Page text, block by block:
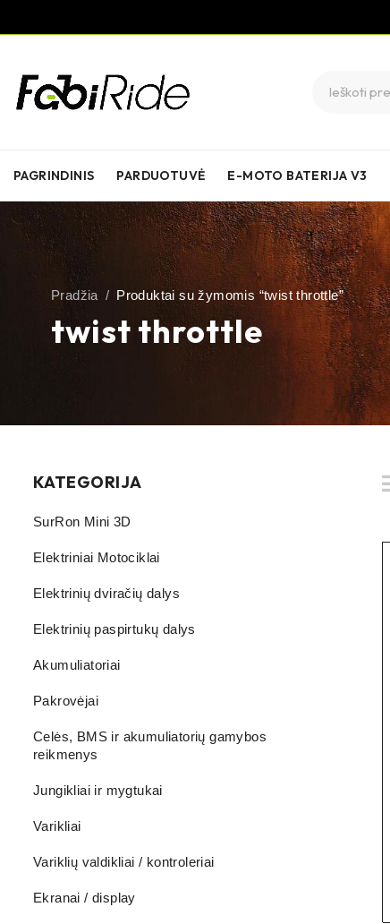
PAGRINDINIS PARDUOTUVĖ E-MOTO BATERIJA V3
twist throttle
Pradžia / Produktai su žymomis “twist throttle”
KATEGORIJA
SurRon Mini 3D
Elektriniai Motociklai
Elektrinių dviračių dalys
Elektrinių paspirtukų dalys
Akumuliatoriai
Pakrovėjai
Celės, BMS ir akumuliatorių gamybos
reikmenys
Jungikliai ir mygtukai
Varikliai
Variklių valdikliai / kontroleriai
Ekranai / display